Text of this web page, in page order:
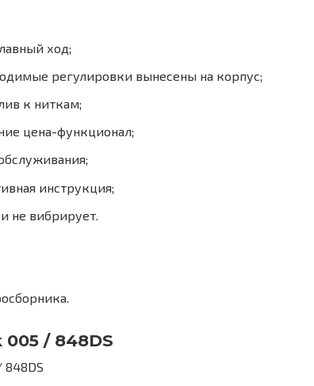
ход;
регулировки вынесены на корпус;
к ниткам;
цена-функционал;
инструкция;
не вибрирует.
/ 848DS